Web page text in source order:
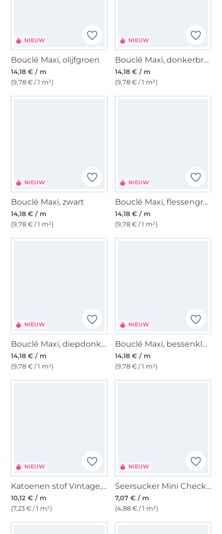
NIEUW
Bouclé Maxi, olijfgroen
14,18 € / m
(9,78 € / 1 m²)
NIEUW
Bouclé Maxi, donkerbruin
14,18 € / m
(9,78 € / 1 m²)
NIEUW
Bouclé Maxi, zwart
14,18 € / m
(9,78 € / 1 m²)
NIEUW
Bouclé Maxi, flessengroen
14,18 € / m
(9,78 € / 1 m²)
NIEUW
Bouclé Maxi, diepdonkerblauw
14,18 € / m
(9,78 € / 1 m²)
NIEUW
Bouclé Maxi, bessenkleurig
14,18 € / m
(9,78 € / 1 m²)
NIEUW
Katoenen stof Vintage, donkergroen
10,12 € / m
(7,23 € / 1 m²)
NIEUW
Seersucker Mini Checks, blauw/oudroze
7,07 € / m
(4,88 € / 1 m²)